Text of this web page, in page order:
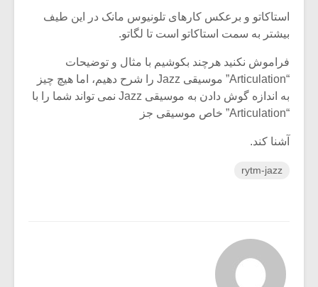
استاکاتو و برعکس کارهای تلونیوس مانک در این طیف
بیشتر به سمت استاکاتو است تا لگاتو.
فراموش نکنید هرچند بکوشیم با مثال و توضیحات
“Articulation” موسیقی Jazz را شرح دهیم، اما هیچ چیز
به اندازه گوش دادن به موسیقی Jazz نمی تواند شما را با
“Articulation” خاص موسیقی جز
آشنا کند.
rytm-jazz